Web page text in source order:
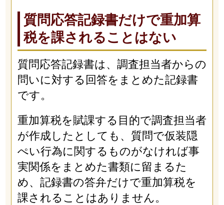
質問応答記録書だけで重加算
税を課されることはない
質問応答記録書は、調査担当者からの
問いに対する回答をまとめた記録書
です。
重加算税を賦課する目的で調査担当者
が作成したとしても、質問で仮装隠
ぺい行為に関するものがなければ事
実関係をまとめた書類に留まるた
め、記録書の答弁だけで重加算税を
課されることはありません。